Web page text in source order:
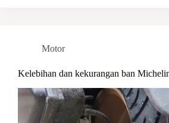
Motor
Kelebihan dan kekurangan ban